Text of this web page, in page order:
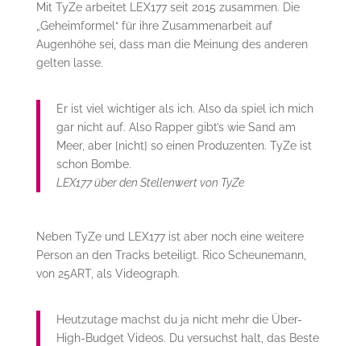
Mit TyZe arbeitet LEX177 seit 2015 zusammen. Die
„Geheimformel“ für ihre Zusammenarbeit auf
Augenhöhe sei, dass man die Meinung des anderen
gelten lasse.
Er ist viel wichtiger als ich. Also da spiel ich mich
gar nicht auf. Also Rapper gibt’s wie Sand am
Meer, aber [nicht] so einen Produzenten. TyZe ist
schon Bombe.
LEX177 über den Stellenwert von TyZe
Neben TyZe und LEX177 ist aber noch eine weitere
Person an den Tracks beteiligt. Rico Scheunemann,
von 25ART, als Videograph.
Heutzutage machst du ja nicht mehr die Über-
High-Budget Videos. Du versuchst halt, das Beste